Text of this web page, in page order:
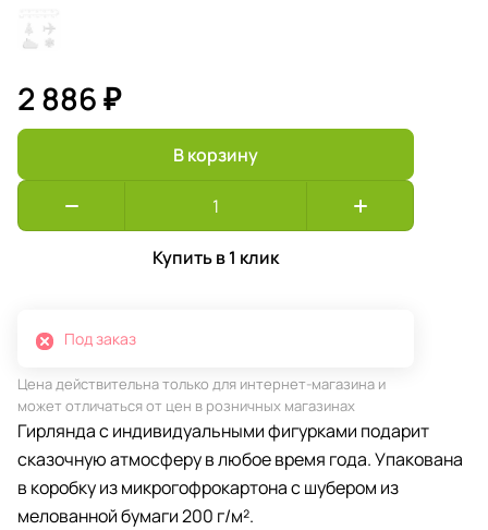
2 886 ₽
В корзину
Купить в 1 клик
Под заказ
Цена действительна только для интернет-магазина и
может отличаться от цен в розничных магазинах
Гирлянда с индивидуальными фигурками подарит
сказочную атмосферу в любое время года. Упакована
в коробку из микрогофрокартона с шубером из
мелованной бумаги 200 г/м².